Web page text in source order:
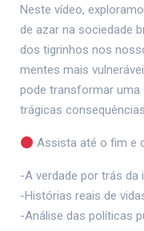
Neste vídeo,
de azar na sociedade
dos tigrinhos nos
mentes mais
pode transformar uma
trágicas
Assista até o fim e
-A verdade por trás da
-Histórias reais de
-Análise das políticas